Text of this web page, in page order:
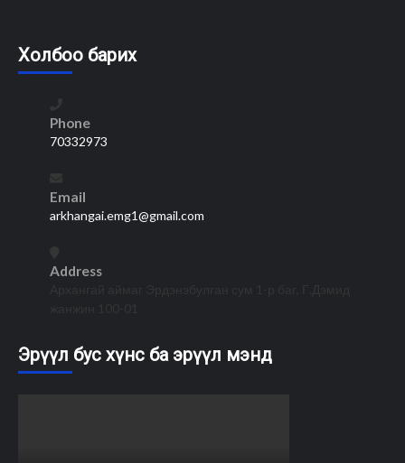
Холбоо барих
Phone
70332973
Email
arkhangai.emg1@gmail.com
Address
Эрүүл бус хүнс ба эрүүл мэнд